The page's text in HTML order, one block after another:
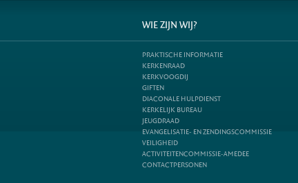
WIE ZIJN WIJ?
PRAKTISCHE INFORMATIE
KERKENRAAD
KERKVOOGDIJ
GIFTEN
DIACONALE HULPDIENST
KERKELIJK BUREAU
JEUGDRAAD
EVANGELISATIE- EN ZENDINGSCOMMISSIE
VEILIGHEID
ACTIVITEITENCOMMISSIE-AMEDEE
CONTACTPERSONEN